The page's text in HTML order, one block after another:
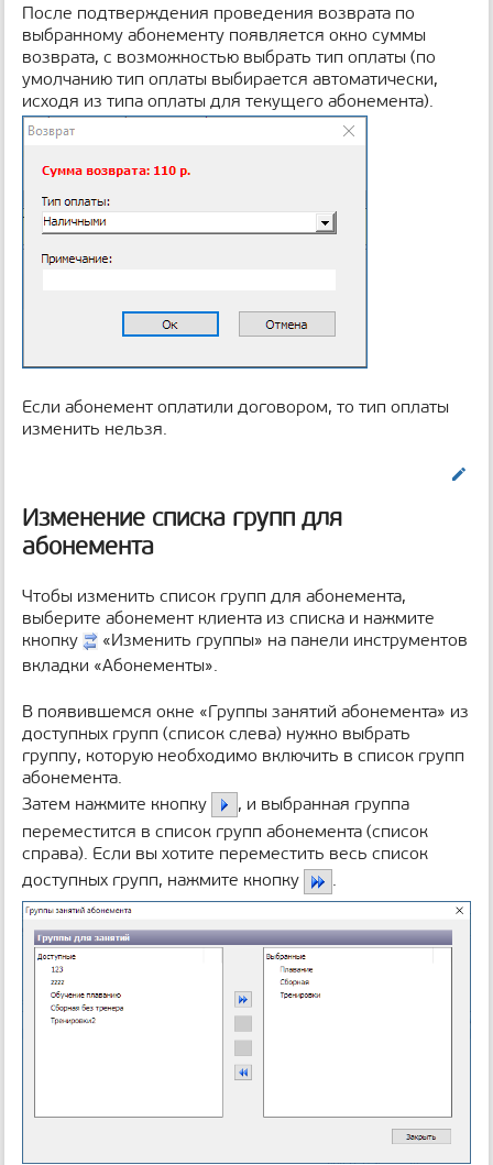
После подтверждения проведения возврата по
выбранному абонементу появляется окно суммы
возврата, с возможностью выбрать тип оплаты (по
умолчанию тип оплаты выбирается автоматически,
исходя из типа оплаты для текущего абонемента).
Если абонемент оплатили договором, то тип оплаты
изменить нельзя.
Изменение списка групп для
абонемента
Чтобы изменить список групп для абонемента,
выберите абонемент клиента из списка и нажмите
кнопку
«Изменить группы» на панели инструментов
вкладки «Абонементы».
В появившемся окне «Группы занятий абонемента» из
доступных групп (список слева) нужно выбрать
группу, которую необходимо включить в список групп
абонемента.
Затем нажмите кнопку
, и выбранная группа
переместится в список групп абонемента (список
справа). Если вы хотите переместить весь список
доступных групп, нажмите кнопку
.